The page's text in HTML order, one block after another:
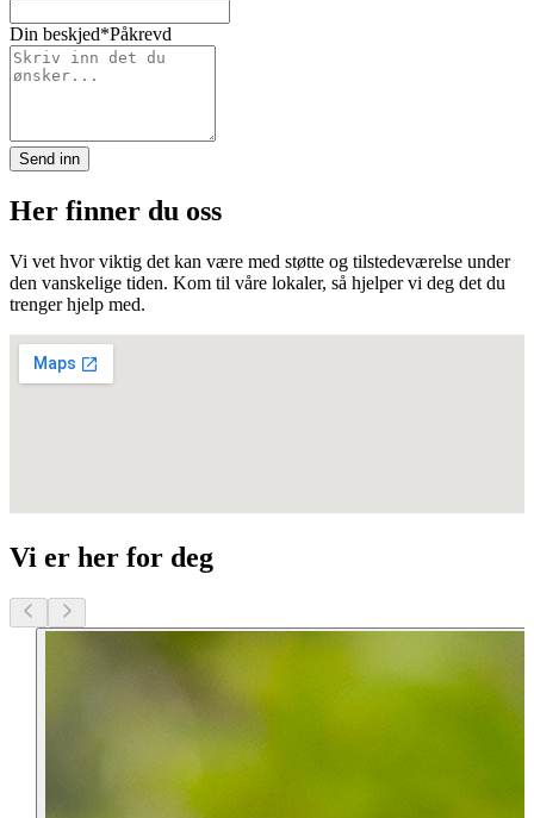
Din beskjed*Påkrevd
Send inn
Her finner du oss
Vi vet hvor viktig det kan være med støtte og tilstedeværelse under
den vanskelige tiden. Kom til våre lokaler, så hjelper vi deg det du
trenger hjelp med.
Vi er her for deg